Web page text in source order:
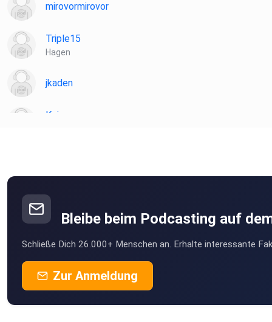
mirovormirovor
Triple15
Hagen
jkaden
Koiser
Slowguitar
Euskirchen
Rosengarten
Steineroth
Bleibe beim Podcasting auf
Schließe Dich 26.000+ Menschen an. Erhalte interessante
Zur Anmeldung